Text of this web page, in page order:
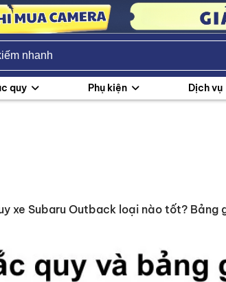
quy Phụ kiện Dịch vụ
xe Subaru Outback loại nào tốt? Bảng